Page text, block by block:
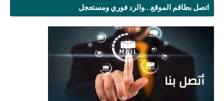
اتصل بطاقم الموقع...والرد فوري ومستعجل